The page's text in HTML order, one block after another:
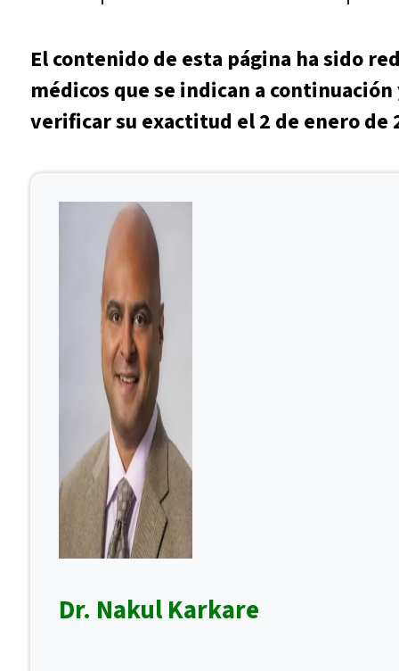
El contenido de esta página ha sido
médicos que se indican a
verificar su exactitud el 2 de enero de
Dr. Nakul Karkare